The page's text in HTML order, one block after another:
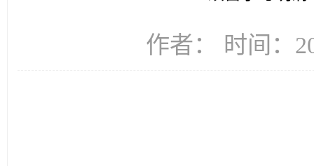
作者： 时间：